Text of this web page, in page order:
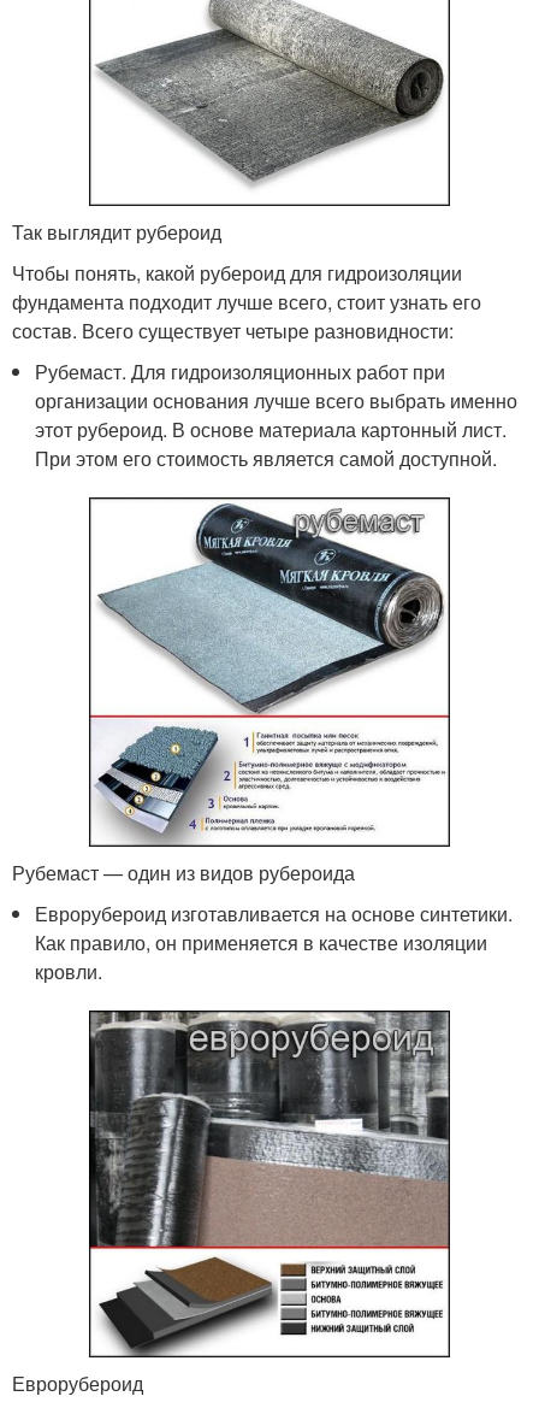
Так выглядит рубероид
Чтобы понять, какой рубероид для гидроизоляции
фундамента подходит лучше всего, стоит узнать его
состав. Всего существует четыре разновидности:
Рубемаст. Для гидроизоляционных работ при
организации основания лучше всего выбрать именно
этот рубероид. В основе материала картонный лист.
При этом его стоимость является самой доступной.
Рубемаст — один из видов рубероида
Еврорубероид изготавливается на основе синтетики.
Как правило, он применяется в качестве изоляции
кровли.
Еврорубероид